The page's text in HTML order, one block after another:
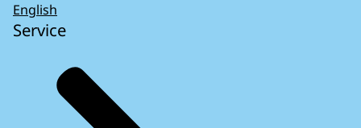
English
Service